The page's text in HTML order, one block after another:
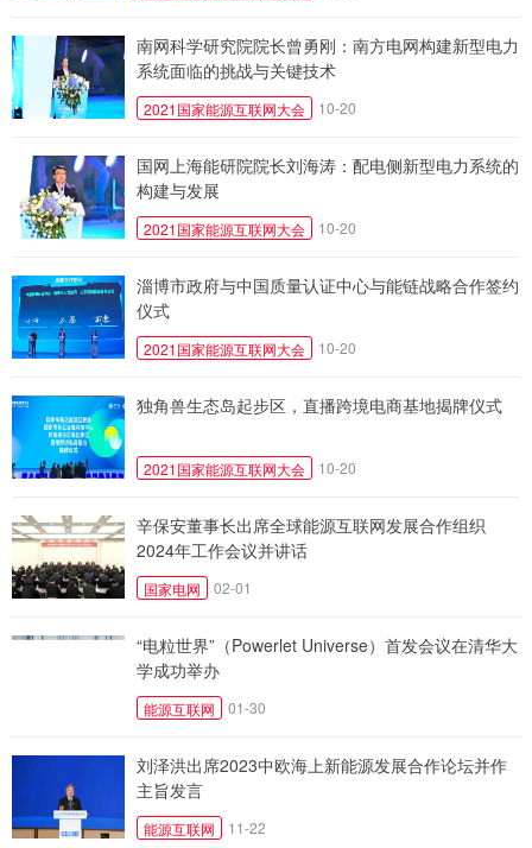
南网科学研究院院长曾勇刚：南方电网构建新型电力
系统面临的挑战与关键技术
2021国家能源互联网大会 10-20
国网上海能研院院长刘海涛：配电侧新型电力系统的
构建与发展
2021国家能源互联网大会 10-20
淄博市政府与中国质量认证中心与能链战略合作签约
仪式
2021国家能源互联网大会 10-20
独角兽生态岛起步区，直播跨境电商基地揭牌仪式
2021国家能源互联网大会 10-20
辛保安董事长出席全球能源互联网发展合作组织
2024年工作会议并讲话
国家电网 02-01
“电粒世界”（Powerlet Universe）首发会议在清华大
学成功举办
能源互联网 01-30
刘泽洪出席2023中欧海上新能源发展合作论坛并作
主旨发言
能源互联网 11-22